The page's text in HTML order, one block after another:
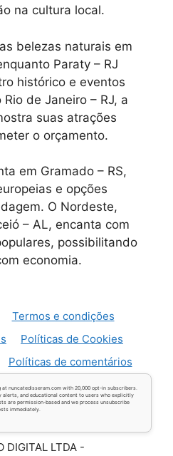
na cultura local.
belezas naturais em
Paraty – RJ
histórico e eventos
de Janeiro – RJ, a
suas atrações
o orçamento.
em Gramado – RS,
e opções
O Nordeste,
– AL, encanta com
possibilitando
economia.
Termos e condições
Políticas de Cookies
Políticas de comentários
nuncatedisseram.com with 20,000 opt-in subscribers.
alerts, and educational content to users who explicitly
are permission-based and we process unsubscribe
immediately.
DIGITAL LTDA -